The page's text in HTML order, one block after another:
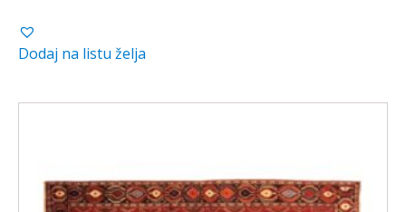
bila
je:
490,00 €.
Dodaj na listu želja